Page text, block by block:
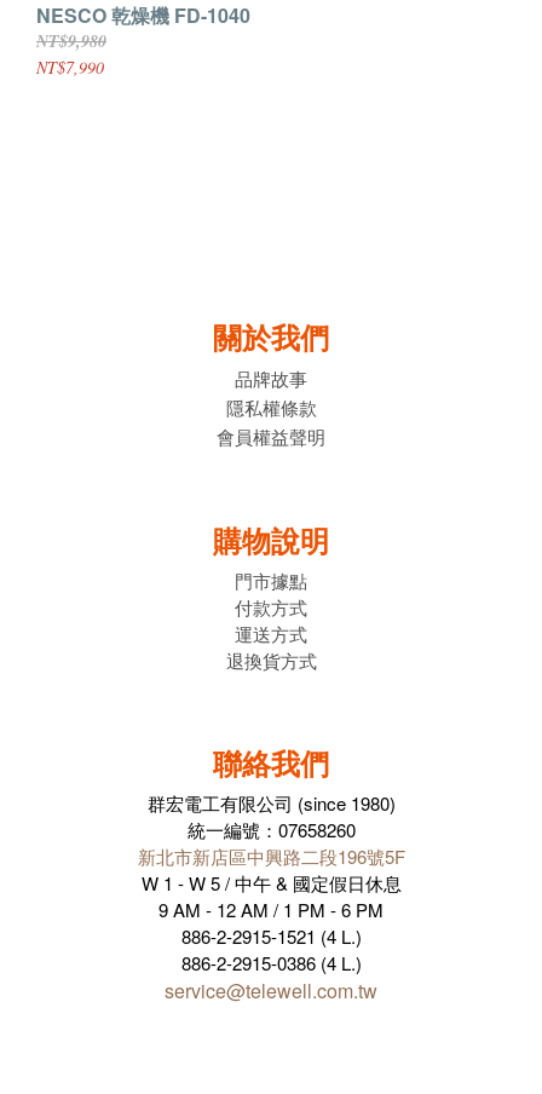
NESCO 乾燥機 FD-1040
NT$9,980
NT$7,990
關於我們
品牌故事
隱私權條款
會員權益聲明
購物說明
門市據點
付款方式
運送方式
退換貨方式
聯絡我們
群宏電工有限公司 (since 1980)
統一編號：07658260
新北市新店區中興路二段196號5F
W 1 - W 5 / 中午 & 國定假日休息
9 AM - 12 AM / 1 PM - 6 PM
886-2-2915-1521 (4 L.)
886-2-2915-0386 (4 L.)
service@telewell.com.tw